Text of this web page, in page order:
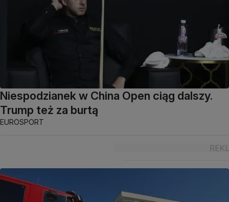
Niespodzianek w China Open ciąg dalszy.
Trump też za burtą
EUROSPORT